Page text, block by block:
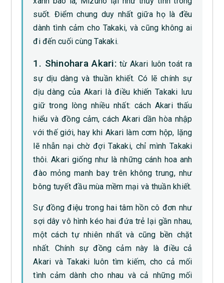
suốt. Điểm chung duy nhất giữa họ là đều
dành tình cảm cho Takaki, và cũng không ai
đi đến cuối cùng Takaki.
1. Shinohara Akari:từ Akari luôn toát ra
sự dịu dàng và thuần khiết. Có lẽ chính sự
dịu dàng của Akari là điều khiến Takaki lưu
giữ trong lòng nhiều nhất: cách Akari thấu
hiểu và đồng cảm, cách Akari dần hòa nhập
với thế giới, hay khi Akari làm cơm hộp, lặng
lẽ nhẫn nại chờ đợi Takaki, chỉ mình Takaki
thôi. Akari giống như là những cánh hoa anh
đào mỏng manh bay trên không trung, như
bông tuyết đầu mùa mềm mại và thuần khiết.
Sự đồng điệu trong hai tâm hồn cô đơn như
sợi dây vô hình kéo hai đứa trẻ lại gần nhau,
một cách tự nhiên nhất và cũng bền chặt
nhất. Chính sự đồng cảm này là điều cả
Akari và Takaki luôn tìm kiếm, cho cả mối
tình cảm dành cho nhau và cả những mối